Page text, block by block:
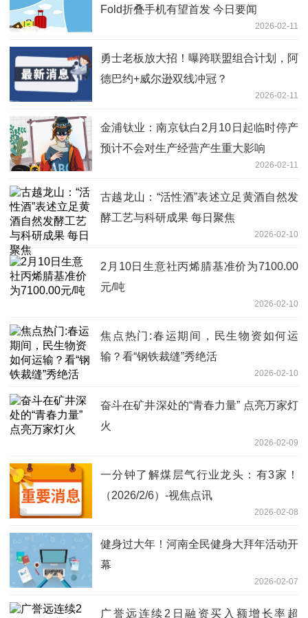
Fold折叠手机有望首发 今日要闻
2026-02-11
勇士老板放大招！曝跨联盟组合计划，阿
德巴约+威尔逊双线冲冠？
2026-02-11
金浦钛业：南京钛白2月10日起临时停产
预计不会对生产经营产生重大影响
2026-02-11
古越龙山：“活性酒”表述立足黄酒自然发
酵工艺与科研成果 每日聚焦
2026-02-10
2月10日生意社丙烯腈基准价为7100.00
元/吨
2026-02-10
焦点热门:春运期间，民生物资如何运
输？看“钢铁裁缝”秀绝活
2026-02-10
奋斗在矿井深处的“青春力量” 点亮万家灯
火
2026-02-09
一分钟了解煤层气行业龙头：有3家！
（2026/2/6）-视焦点讯
2026-02-08
健身过大年！河南全民健身大拜年活动开
幕
2026-02-07
广誉远连续2日融资买入额增长率超